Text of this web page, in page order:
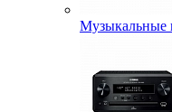
Музыкальные